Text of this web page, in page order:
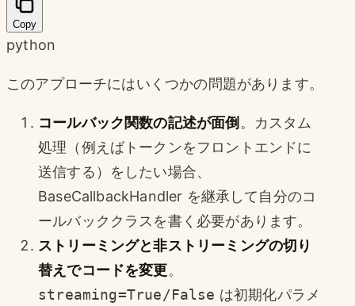
Copy
python
このアプローチにはいくつかの問題があります。
コールバック関数の記述が面倒 。カスタム
処理（例えばトークンをフロントエンドに
送信する）をしたい場合、
BaseCallbackHandler を継承して自分のコ
ールバッククラスを書く必要があります。
ストリーミングと非ストリーミングの切り
替えでコードを変更。
streaming=True/False は初期化パラメ